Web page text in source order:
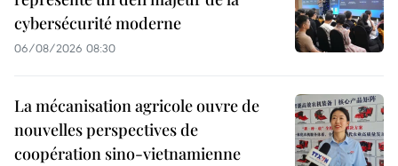
cybersécurité moderne
06/08/2026 08:30
La mécanisation agricole ouvre de
nouvelles perspectives de
coopération sino-vietnamienne